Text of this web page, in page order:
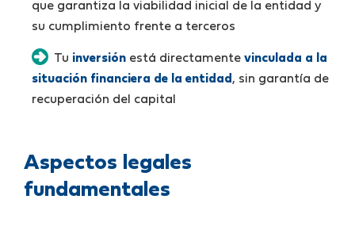
que garantiza la viabilidad inicial de la entidad y
su cumplimiento frente a terceros
Tu inversión está directamente vinculada a la
situación financiera de la entidad , sin garantía de
recuperación del capital
Aspectos legales
fundamentales